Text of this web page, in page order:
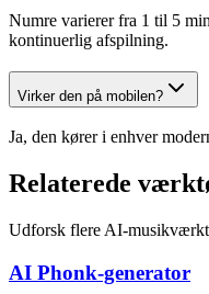
Numre varierer fra 1 til 5
kontinuerlig afspilning.
Virker den på mobilen?
Ja, den kører i enhver
Relaterede
Udforsk flere AI-
AI Phonk-generator